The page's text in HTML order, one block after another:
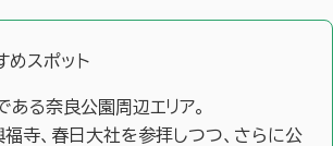
めスポット
る奈良公園周辺エリア。
福寺、春日大社を参拝しつつ、さらに公